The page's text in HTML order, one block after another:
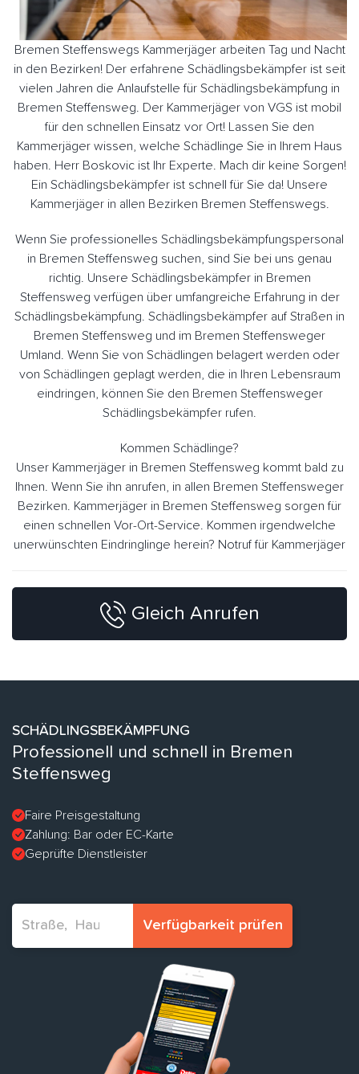
Bremen Steffenswegs Kammerjäger arbeiten Tag und Nacht
in den Bezirken! Der erfahrene Schädlingsbekämpfer ist seit
vielen Jahren die Anlaufstelle für Schädlingsbekämpfung in
Bremen Steffensweg. Der Kammerjäger von VGS ist mobil
für den schnellen Einsatz vor Ort! Lassen Sie den
Kammerjäger wissen, welche Schädlinge Sie in Ihrem Haus
haben. Herr Boskovic ist Ihr Experte. Mach dir keine Sorgen!
Ein Schädlingsbekämpfer ist schnell für Sie da! Unsere
Kammerjäger in allen Bezirken Bremen Steffenswegs.
Wenn Sie professionelles Schädlingsbekämpfungspersonal
in Bremen Steffensweg suchen, sind Sie bei uns genau
richtig. Unsere Schädlingsbekämpfer in Bremen
Steffensweg verfügen über umfangreiche Erfahrung in der
Schädlingsbekämpfung. Schädlingsbekämpfer auf Straßen in
Bremen Steffensweg und im Bremen Steffensweger
Umland. Wenn Sie von Schädlingen belagert werden oder
von Schädlingen geplagt werden, die in Ihren Lebensraum
eindringen, können Sie den Bremen Steffensweger
Schädlingsbekämpfer rufen.
Kommen Schädlinge?
Unser Kammerjäger in Bremen Steffensweg kommt bald zu
Ihnen. Wenn Sie ihn anrufen, in allen Bremen Steffensweger
Bezirken. Kammerjäger in Bremen Steffensweg sorgen für
einen schnellen Vor-Ort-Service. Kommen irgendwelche
unerwünschten Eindringlinge herein? Notruf für Kammerjäger
Gleich Anrufen
SCHÄDLINGSBEKÄMPFUNG
Professionell und schnell in Bremen
Steffensweg
Faire Preisgestaltung
Zahlung: Bar oder EC-Karte
Geprüfte Dienstleister
Verfügbarkeit prüfen